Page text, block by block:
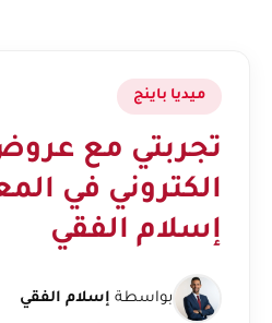
ميديا باينج
تجربتي مع
الكتروني في
إسلام الفقي
بواسطة إسلام الفقي